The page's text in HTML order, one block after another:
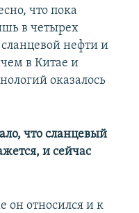
что пока
в четырех
нефти и
в Китае и
оказалось
что сланцевый
и сейчас
он относился и к